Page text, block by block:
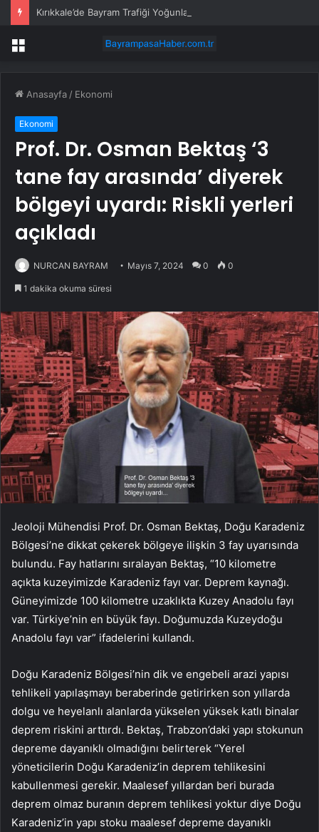
Kırıkkale’de Bayram Trafiği Yoğunlaştı
Menü
Anasayfa / Ekonomi
Ekonomi
Prof. Dr. Osman Bektaş ‘3
tane fay arasında’ diyerek
bölgeyi uyardı: Riskli yerleri
açıkladı
NURCAN BAYRAM Mayıs 7, 2024 0 0
1 dakika okuma süresi
Jeoloji Mühendisi Prof. Dr. Osman Bektaş, Doğu Karadeniz
Bölgesi’ne dikkat çekerek bölgeye ilişkin 3 fay uyarısında
bulundu. Fay hatlarını sıralayan Bektaş, “10 kilometre
açıkta kuzeyimizde Karadeniz fayı var. Deprem kaynağı.
Güneyimizde 100 kilometre uzaklıkta Kuzey Anadolu fayı
var. Türkiye’nin en büyük fayı. Doğumuzda Kuzeydoğu
Anadolu fayı var” ifadelerini kullandı.
Doğu Karadeniz Bölgesi’nin dik ve engebeli arazi yapısı
tehlikeli yapılaşmayı beraberinde getirirken son yıllarda
dolgu ve heyelanlı alanlarda yükselen yüksek katlı binalar
deprem riskini arttırdı. Bektaş, Trabzon’daki yapı stokunun
depreme dayanıklı olmadığını belirterek “Yerel
yöneticilerin Doğu Karadeniz’in deprem tehlikesini
kabullenmesi gerekir. Maalesef yıllardan beri burada
deprem olmaz buranın deprem tehlikesi yoktur diye Doğu
Karadeniz’in yapı stoku maalesef depreme dayanıklı